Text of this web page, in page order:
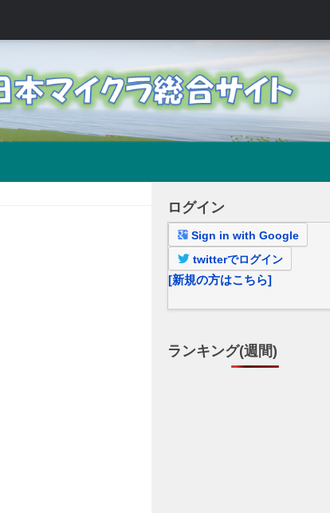
ログイン
Sign in with Google
twitterでログイン
[新規の方はこちら]
ランキング(週間)